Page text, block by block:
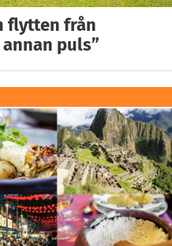
flytten från
puls”